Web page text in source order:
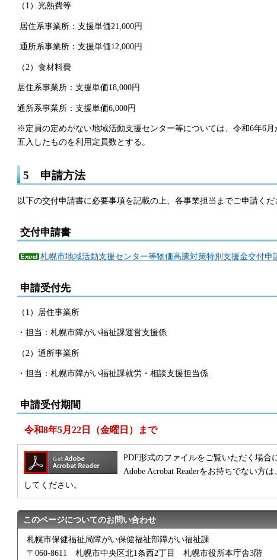
（1）光熱費等
居住系事業所：支援単価21,000円
通所系事業所：支援単価12,000円
（2）食材料費
居住系事業所：支援単価18,000円
通所系事業所：支援単価6,000円
※定員の定めがない地域活動支援センター等については、令和6年6
五入したものを利用定員数とする。
5 申請方法
以下の交付申請書に必要事項を記載の上、各事業担当までご申請くだ
交付申請書
札幌市地域活動支援センター等物価高騰対策特別支援金交付申
申請受付先
（1）居住事業所
・担当：札幌市障がい福祉課運営支援係
（2）通所事業所
・担当：札幌市障がい福祉課就労・相談支援担当係
申請受付期間
令和8年5月22日（金曜日）まで
PDF形式のファイルをご覧いただく場合
Adobe Acrobat Readerをお持ちでない方
してください。
このページについてのお問い合わせ
札幌市保健福祉局障がい保健福祉部障がい福祉課
〒060-8611 札幌市中央区北1条西2丁目 札幌市役所本庁舎3階